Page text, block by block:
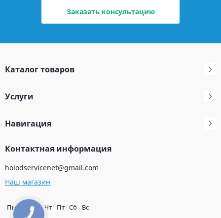
Заказать консультацию
Каталог товаров
Услуги
Навигация
Контактная информация
holodservicenet@gmail.com
Наш магазин
Пн Ср Чт Пт Сб Вс